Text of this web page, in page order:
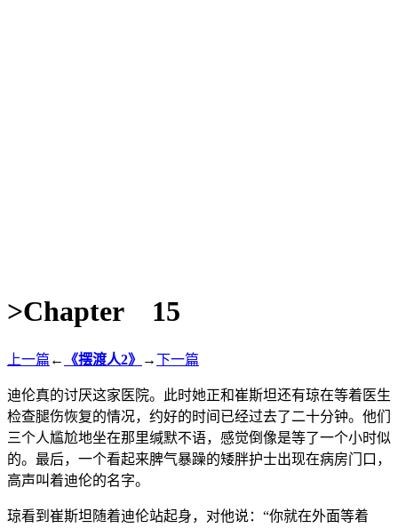
>Chapter 15
上一篇 ← 《摆渡人2》 →下一篇
迪伦真的讨厌这家医院。此时她正和崔斯坦还有琼在等着医生
检查腿伤恢复的情况，约好的时间已经过去了二十分钟。他们
三个人尴尬地坐在那里缄默不语，感觉倒像是等了一个小时似
的。最后，一个看起来脾气暴躁的矮胖护士出现在病房门口，
高声叫着迪伦的名字。
琼看到崔斯坦随着迪伦站起身，对他说：“你就在外面等着